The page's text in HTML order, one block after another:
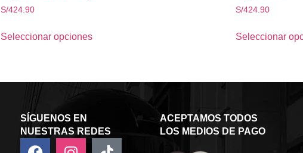
S/424.90
Seleccionar opciones
S/424.90
Seleccionar
SÍGUENOS EN
NUESTRAS REDES
ACEPTAMOS TODOS
LOS MEDIOS DE PAGO